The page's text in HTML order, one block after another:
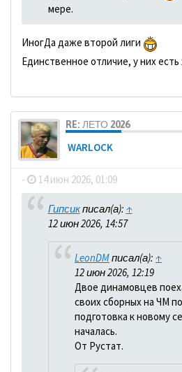
мере.
ИногДа даже второй лиги
Единственное отличие, у них есть
RE: ЛЕТО 2026
WARLOCK
- 14 июн 2026, 01:09
Гипсикписал(а): ↑
12 июн 2026, 14:57
LeonDMписал(а): ↑
12 июн 2026, 12:19
Двое динамовцев
своих сборных на ЧМ
подготовка к новому
началась.
От Рустат.